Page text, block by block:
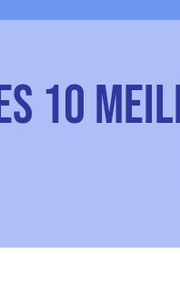
10